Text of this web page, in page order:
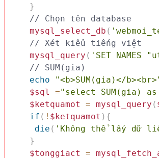
}
// Chọn tên database
mysql_select_db (
// Xét kiểu tiếng việt
mysql_query ( 'SET NAMES
// SUM(gia)
echo
"<b>SUM(gia)</
$sql
="select SUM(gia)
$ketquamot
= mysql_query (
if ( ! $ketquamot ) {
die ( 'Không thể lấy dữ
}
$tonggiact
=